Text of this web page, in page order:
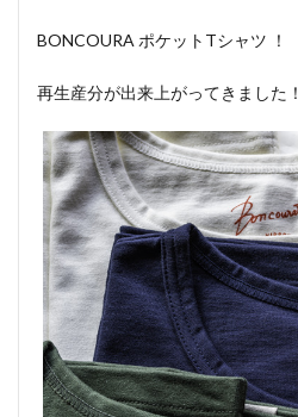
BONCOURA ポケットTシャツ ！
再生産分が出来上がってきました！